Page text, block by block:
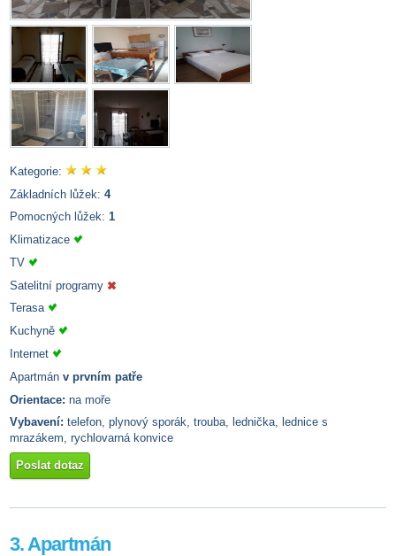
Kategorie:
Základních lůžek: 4
Pomocných lůžek: 1
Klimatizace
TV
Satelitní programy
Terasa
Kuchyně
Internet
Apartmán v prvním patře
Orientace: na moře
Vybavení: telefon, plynový sporák, trouba, lednička, lednice s
mrazákem, rychlovarná konvice
Poslat dotaz
3. Apartmán